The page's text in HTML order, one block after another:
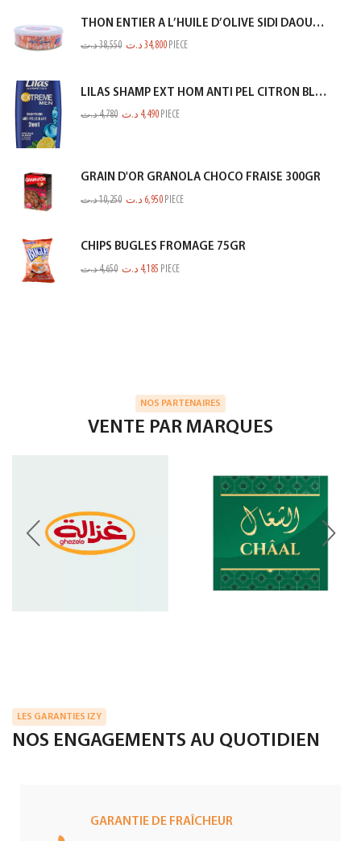
THON ENTIER A L’HUILE D’OLIVE SIDI DAOUD 950G
38,550د.ت 34,800 د.ت PIECE
LILAS SHAMP EXT HOM ANTI PEL CITRON BLEU 350ML
4,780د.ت 4,490 د.ت PIECE
GRAIN D'OR GRANOLA CHOCO FRAISE 300GR
10,250د.ت 6,950 د.ت PIECE
CHIPS BUGLES FROMAGE 75GR
4,650د.ت 4,185 د.ت PIECE
NOS PARTENAIRES
VENTE PAR MARQUES
LES GARANTIES IZY
NOS ENGAGEMENTS AU QUOTIDIEN
GARANTIE DE FRAÎCHEUR